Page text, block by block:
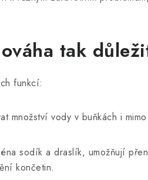
tak
funkcí:
množství vody v buňkách i
sodík a draslík, umožňují
končetin.